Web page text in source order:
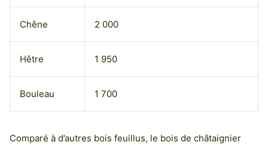
Chêne 2 000
Hêtre 1 950
Bouleau 1 700
Comparé à d’autres bois feuillus, le bois de châtaignier